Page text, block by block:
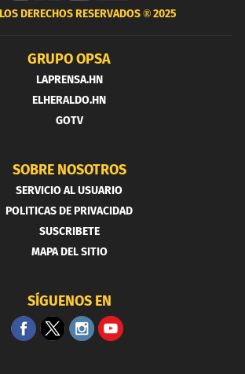
DERECHOS RESERVADOS ®2025
GRUPO OPSA
LAPRENSA.HN
ELHERALDO.HN
GOTV
SOBRE NOSOTROS
SERVICIO AL USUARIO
POLITICAS DE PRIVACIDAD
SUSCRIBETE
MAPA DEL SITIO
SÍGUENOS EN